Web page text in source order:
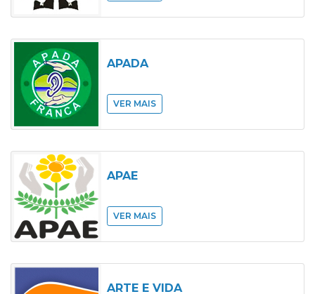
APADA
VER MAIS
APAE
VER MAIS
ARTE E VIDA